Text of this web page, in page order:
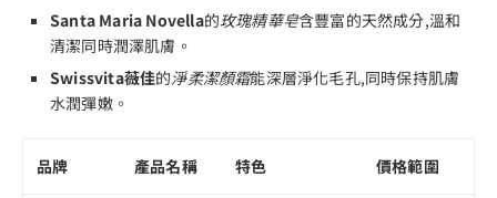
Santa Maria Novella的玫瑰精華皂含豐富的天然成分,溫和
清潔同時潤澤肌膚。
Swissvita薇佳的淨柔潔顏霜能深層淨化毛孔,同時保持肌膚
水潤彈嫩。
品牌 產品名稱 特色 價格範圍